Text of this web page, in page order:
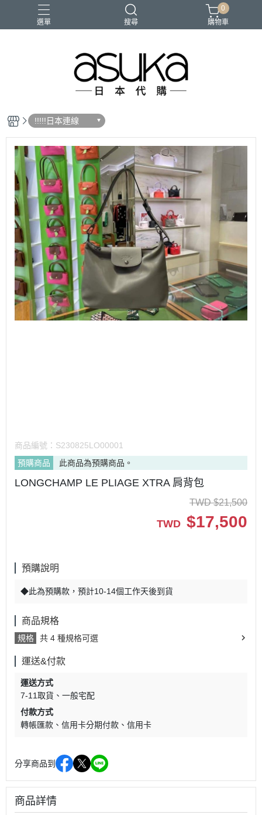
選單 搜尋
0
購物車
!!!!!日本連線
商品編號： S230825LO00001
預購商品
此商品為預購商品。
LONGCHAMP LE PLIAGE XTRA 肩背包
TWD $21,500
TWD $17,500
預購說明
◆此為預購款，預計10-14個工作天後到貨
商品規格
規格 共 4 種規格可選
運送&付款
運送方式
7-11取貨
一般宅配
付款方式
轉帳匯款
信用卡分期付款 信用卡
分享商品到
商品詳情